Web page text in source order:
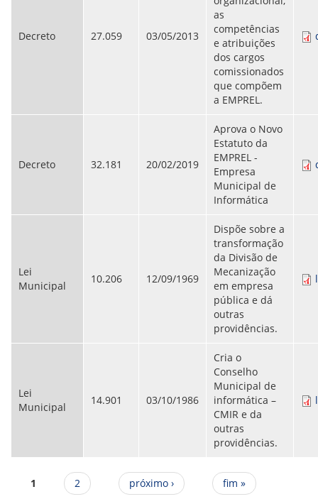
Decreto 27.059 03/05/2013
as
competências
e atribuições
dos cargos
comissionados
que compõem
a EMPREL.
Decreto 32.181 20/02/2019
Aprova o Novo
Estatuto da
EMPREL -
Empresa
Municipal de
Informática
Lei
Municipal
10.206 12/09/1969
Dispõe sobre a
transformação
da Divisão de
Mecanização
em empresa
pública e dá
outras
providências.
Lei
Municipal
14.901 03/10/1986
Cria o
Conselho
Municipal de
informática –
CMIR e da
outras
providências.
Páginas
1 2 próximo › fim »